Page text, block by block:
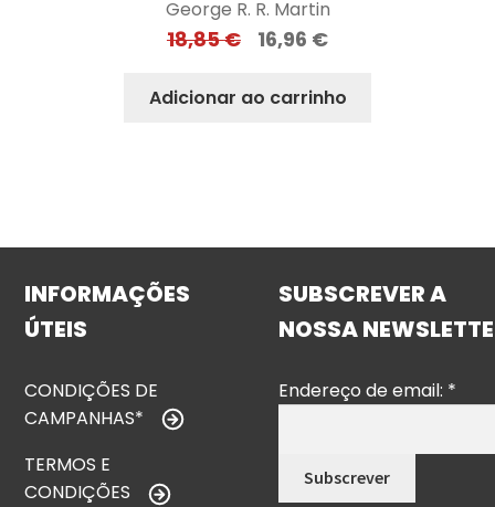
George R. R. Martin
18,85€ 16,96 €
Adicionar ao carrinho
INFORMAÇÕES
ÚTEIS
CONDIÇÕES DE
CAMPANHAS*
TERMOS E
CONDIÇÕES
SUBSCREVER A
NOSSA
Endereço de email: *